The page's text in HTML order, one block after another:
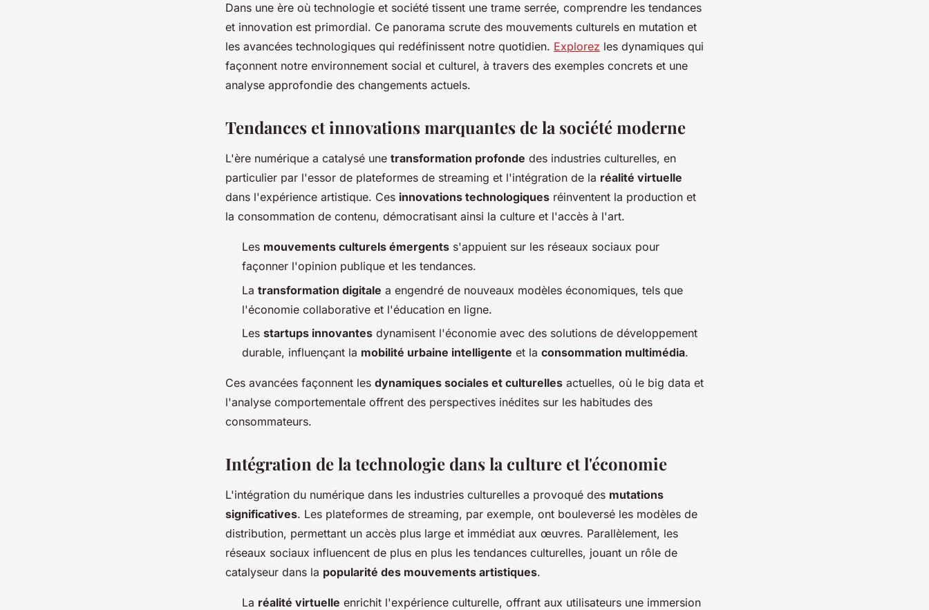
Dans une ère où technologie et société tissent une trame serrée, comprendre les tendances
et innovation est primordial. Ce panorama scrute des mouvements culturels en mutation et
les avancées technologiques qui redéfinissent notre quotidien. Explorez les dynamiques qui
façonnent notre environnement social et culturel, à travers des exemples concrets et une
analyse approfondie des changements actuels.
Tendances et innovations marquantes de la société moderne
L'ère numérique a catalysé une transformation profonde des industries culturelles, en
particulier par l'essor de plateformes de streaming et l'intégration de la réalité virtuelle
dans l'expérience artistique. Ces innovations technologiques réinventent la production et
la consommation de contenu, démocratisant ainsi la culture et l'accès à l'art.
Les mouvements culturels émergents s'appuient sur les réseaux sociaux pour
façonner l'opinion publique et les tendances.
La transformation digitale a engendré de nouveaux modèles économiques, tels que
l'économie collaborative et l'éducation en ligne.
Les startups innovantes dynamisent l'économie avec des solutions de développement
durable, influençant la mobilité urbaine intelligente et la consommation multimédia.
Ces avancées façonnent les dynamiques sociales et culturelles actuelles, où le big data et
l'analyse comportementale offrent des perspectives inédites sur les habitudes des
consommateurs.
Intégration de la technologie dans la culture et l'économie
L'intégration du numérique dans les industries culturelles a provoqué des mutations
significatives. Les plateformes de streaming, par exemple, ont bouleversé les modèles de
distribution, permettant un accès plus large et immédiat aux œuvres. Parallèlement, les
réseaux sociaux influencent de plus en plus les tendances culturelles, jouant un rôle de
catalyseur dans la popularité des mouvements artistiques.
La réalité virtuelle enrichit l'expérience culturelle, offrant aux utilisateurs une immersion